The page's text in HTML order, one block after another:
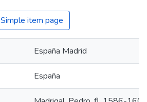
Simple item page
España Madrid
España